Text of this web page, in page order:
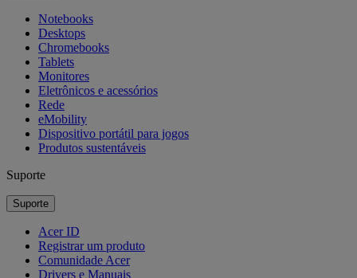
Notebooks
Desktops
Chromebooks
Tablets
Monitores
Eletrônicos e acessórios
Rede
eMobility
Dispositivo portátil para jogos
Produtos sustentáveis
Suporte
Suporte
Acer ID
Registrar um produto
Comunidade Acer
Drivers e Manuais